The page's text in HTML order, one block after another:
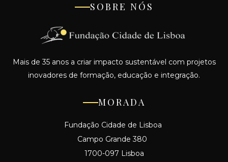
SOBRE NÓS
Mais de 35 anos a criar impacto sustentável com projetos
inovadores de formação, educação e integração.
MORADA
Fundação Cidade de Lisboa
Campo Grande 380
1700-097 Lisboa